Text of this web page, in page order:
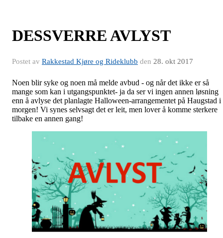
DESSVERRE AVLYST
Postet av Rakkestad Kjøre og Rideklubb den 28. okt 2017
Noen blir syke og noen må melde avbud - og når det ikke er så
mange som kan i utgangspunktet- ja da ser vi ingen annen løsning
enn å avlyse det planlagte Halloween-arrangementet på Haugstad i
morgen! Vi synes selvsagt det er leit, men lover å komme sterkere
tilbake en annen gang!